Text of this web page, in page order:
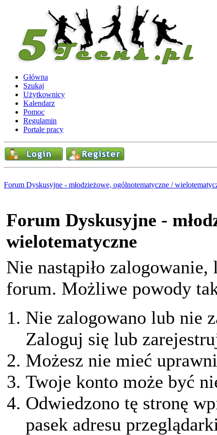
Główna
Szukaj
Użytkownicy
Kalendarz
Pomoc
Regulamin
Portale pracy
Forum Dyskusyjne - młodzieżowe, ogólnotematyczne /
Forum Dyskusyjne -
wielotematyczne
Nie nastąpiło
forum. Możliwe powody
Nie zalogowano lub nie
Zaloguj się lub
Możesz nie mieć
Twoje konto może być
Odwiedzono tę stronę
pasek adresu